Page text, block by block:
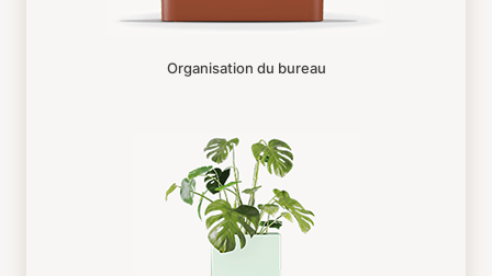
Organisation du bureau